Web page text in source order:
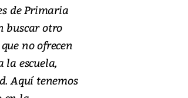
de Primaria
buscar otro
no ofrecen
la escuela,
Aquí tenemos